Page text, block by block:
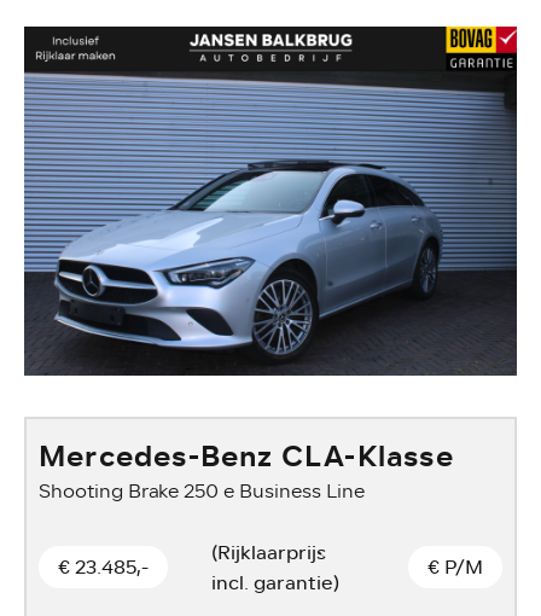
Mercedes-Benz CLA-Klasse
Shooting Brake 250 e Business Line
€ 23.485,-
(Rijklaarprijs
incl. garantie)
€ P/M